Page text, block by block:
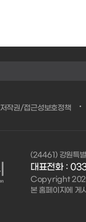
저작권/접근성보호정책
(24461) 강원특
대표전화 :
Copyright
본 홈페이지에 게